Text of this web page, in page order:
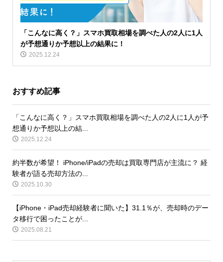
「こんなに高く？」スマホ買取相場を調べた人の2人に1人
が予想通りか予想以上の結果に！
2025.12.24
おすすめ記事
「こんなに高く？」スマホ買取相場を調べた人の2人に1人が予
想通りか予想以上の結...
2025.12.24
約半数が希望！ iPhone/iPadの売却は買取専門店が主流に？ 経
験者が語る売却方法の...
2025.10.30
【iPhone・iPad売却経験者に聞いた】31.1％が、売却時のデー
タ移行で困ったことが...
2025.08.21